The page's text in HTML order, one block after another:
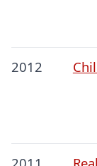
2012